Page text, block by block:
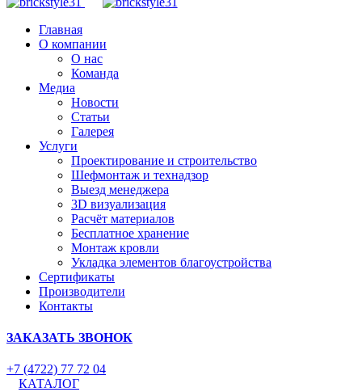
Главная
О компании
О нас
Команда
Медиа
Новости
Статьи
Галерея
Услуги
Проектирование и строительство
Шефмонтаж и технадзор
Выезд менеджера
3D визуализация
Расчёт материалов
Бесплатное хранение
Монтаж кровли
Укладка элементов благоустройства
Сертификаты
Производители
Контакты
ЗАКАЗАТЬ ЗВОНОК
+7 (4722) 77 72 04
КАТАЛОГ